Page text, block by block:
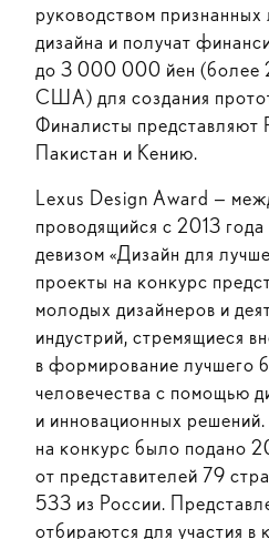
руководством
дизайна и получат
до 3 000 000 йен (более
США) для создания
Финалисты
Пакистан и Кению.
Lexus Design Award —
проводящийся с 2013
девизом «Дизайн для
проекты на конкурс
молодых дизайнеров и
индустрий, стремящиеся
в формирование лучшего
человечества с помощью
и инновационных
на конкурс было подано
от представителей 79
533 из России.
отбираются для участия в